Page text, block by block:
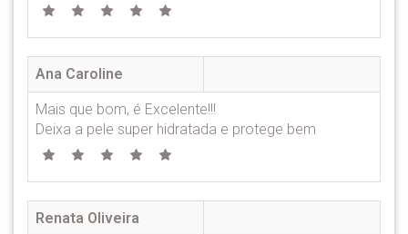
Ana Caroline
Mais que bom, é Excelente!!!
Deixa a pele super hidratada e protege bem
Renata Oliveira